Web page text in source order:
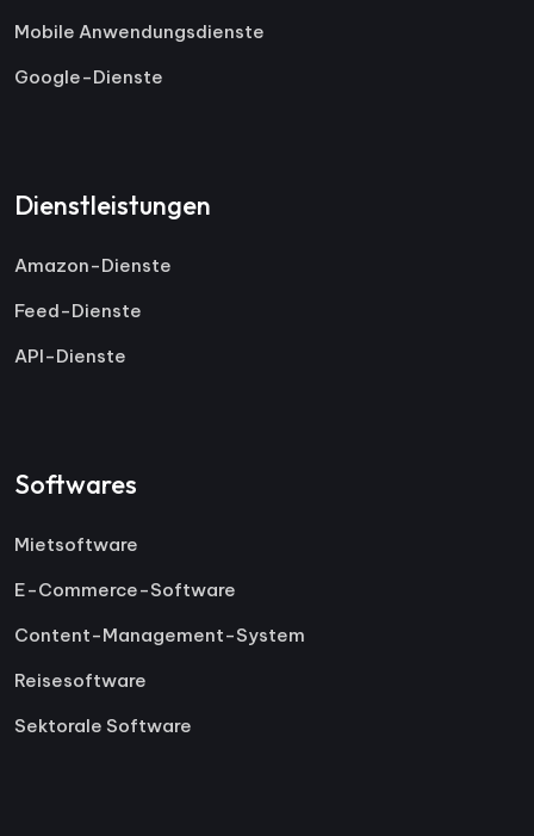
Mobile Anwendungsdienste
Google-Dienste
Dienstleistungen
Amazon-Dienste
Feed-Dienste
API-Dienste
Softwares
Mietsoftware
E-Commerce-Software
Content-Management-System
Reisesoftware
Sektorale Software